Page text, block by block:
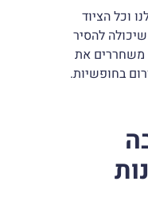
וכל הציוד
להסיר
משחררים את
בחופשיות.